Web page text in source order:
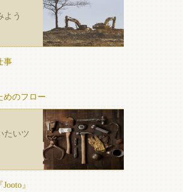
よう
事
めのフロー
たいツ
』